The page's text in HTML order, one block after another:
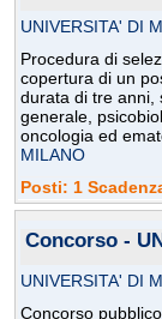
UNIVERSITA' DI
Procedura di
copertura di un
durata di tre anni,
generale,
oncologia ed
MILANO
Posti: 1
Concorso -
UNIVERSITA' DI
Concorso